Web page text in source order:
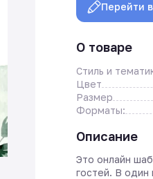
Перейти
Описание
Это онлайн
гостей. В
О товаре
Стиль и
Цвет
Размер
Форматы: